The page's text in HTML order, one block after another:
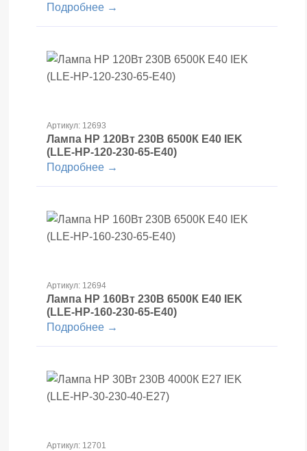
Подробнее →
Артикул: 12693
Лампа HP 120Вт 230В 6500К E40 IEK
(LLE-HP-120-230-65-E40)
Подробнее →
Артикул: 12694
Лампа HP 160Вт 230В 6500К E40 IEK
(LLE-HP-160-230-65-E40)
Подробнее →
Артикул: 12701